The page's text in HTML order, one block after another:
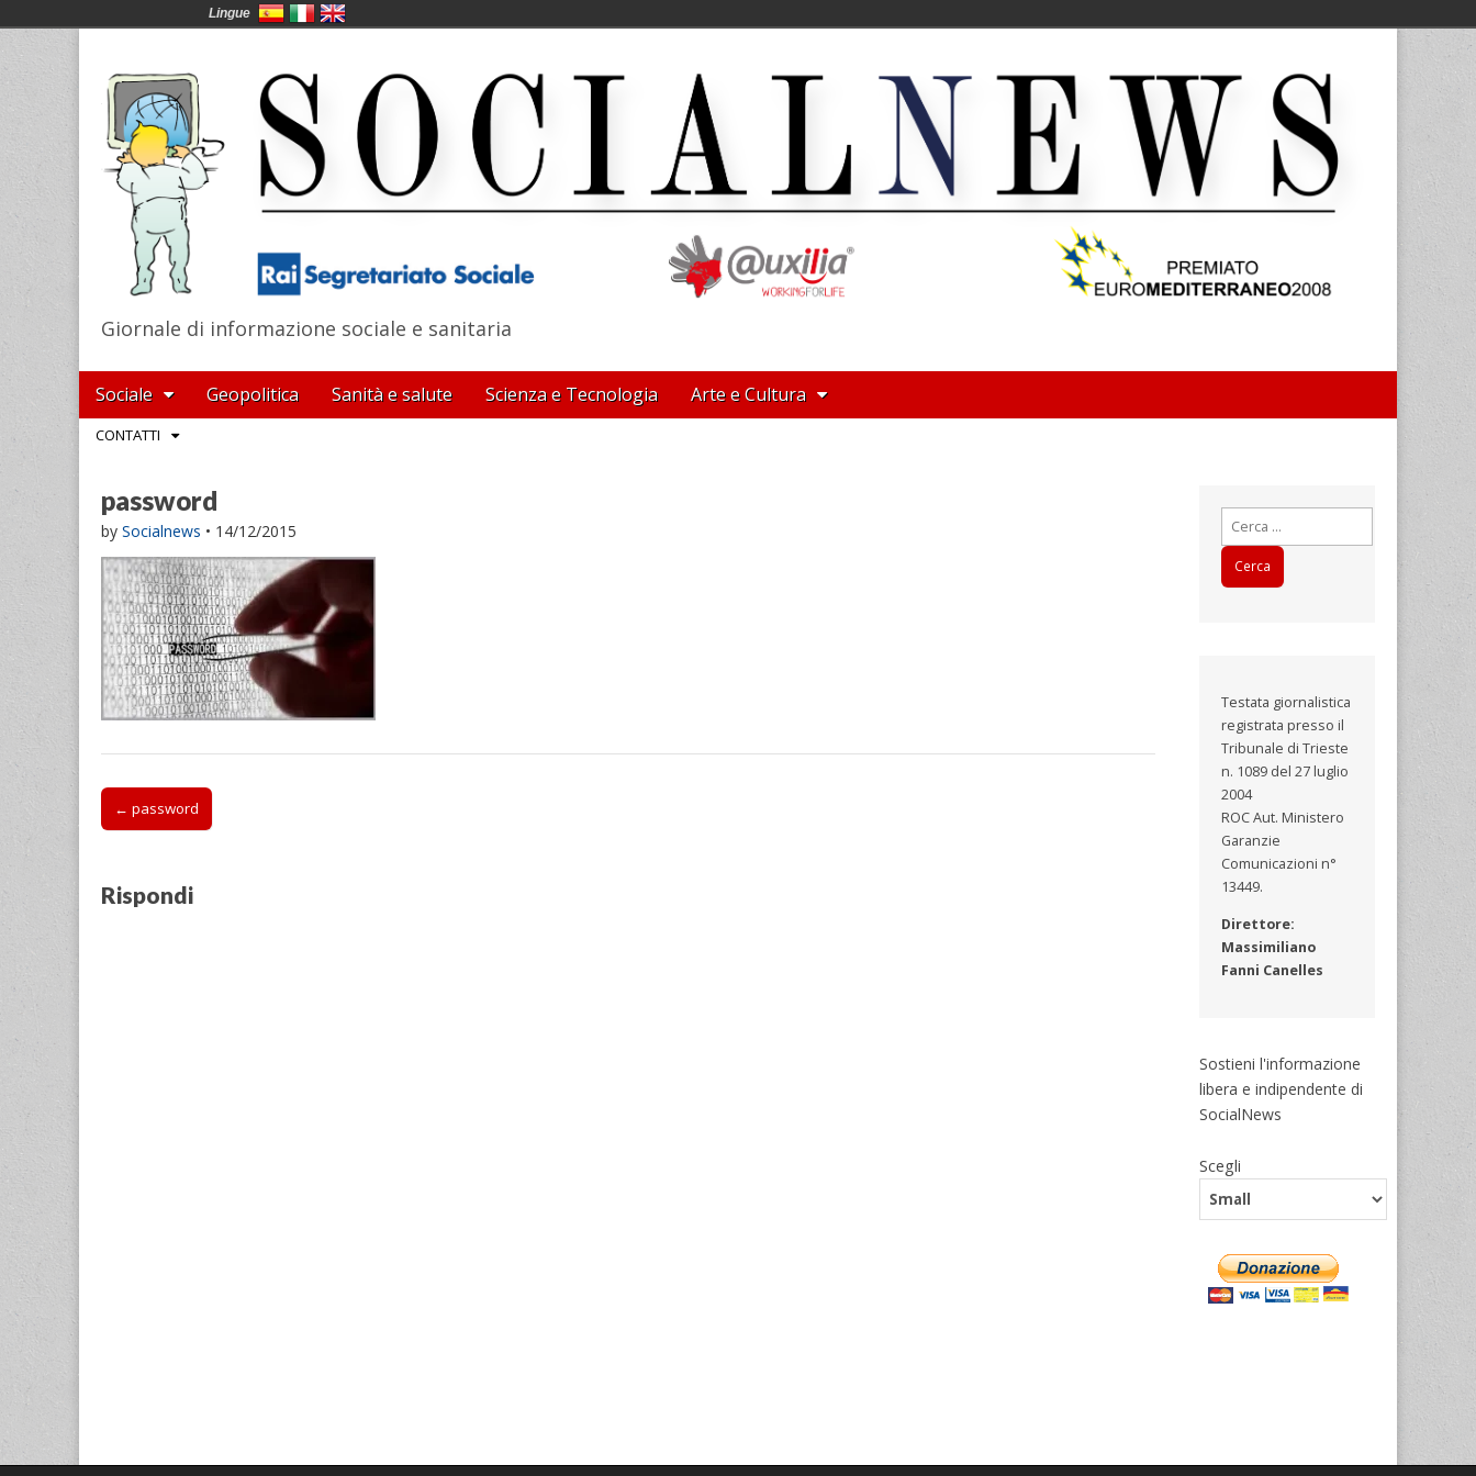
SocialNews
Giornale di informazione sociale e sanitaria
Main
menu
Skip
to
content
Sociale Geopolitica Sanità e salute Scienza e Tecnologia Arte e Cultura
SubCONTATTI
password
by Socialnews • 14/12/2015
Post
navigation
← password
Rispondi
Ricerca
per:
Testata giornalistica
registrata presso il
Tribunale di Trieste
n. 1089 del 27 luglio
2004
ROC Aut. Ministero
Garanzie
Comunicazioni n°
13449.
Direttore:
Massimiliano
Fanni Canelles
Sostieni l'informazione
libera e indipendente di
SocialNews
Scegli
Lingue